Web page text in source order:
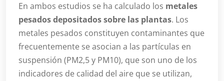
En ambos estudios se ha calculado los metales
pesados depositados sobre las plantas. Los
metales pesados constituyen contaminantes que
frecuentemente se asocian a las partículas en
suspensión (PM2,5 y PM10), que son uno de los
indicadores de calidad del aire que se utilizan,